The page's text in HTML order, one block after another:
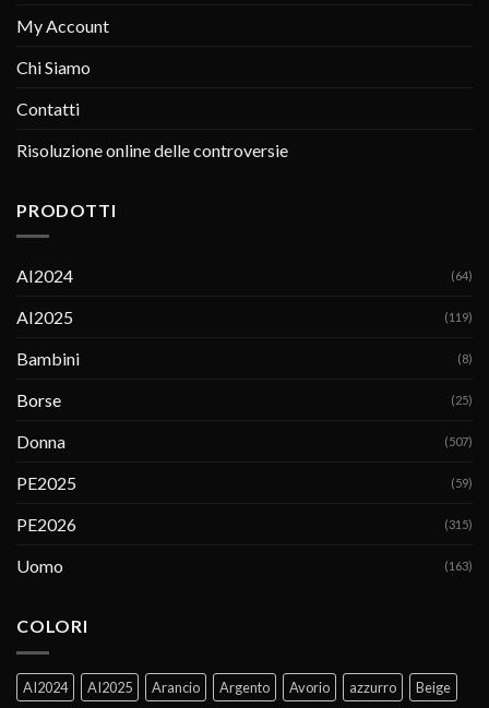
My Account
Chi Siamo
Contatti
Risoluzione online delle controversie
PRODOTTI
AI2024 (64)
AI2025 (119)
Bambini (8)
Borse (25)
Donna (507)
PE2025 (59)
PE2026 (315)
Uomo (163)
COLORI
AI2024 AI2025 Arancio Argento Avorio azzurro Beige